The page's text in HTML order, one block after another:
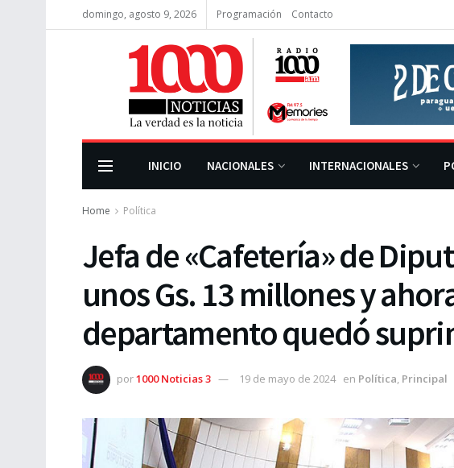
domingo, agosto 9, 2026 Programación Contacto
INICIO NACIONALES INTERNACIONALES
Home Política
Jefa de «Cafetería» de
unos Gs. 13 millones y
departamento quedó
por1000 Noticias 3 19 de mayo de 2024 en Política, Principal